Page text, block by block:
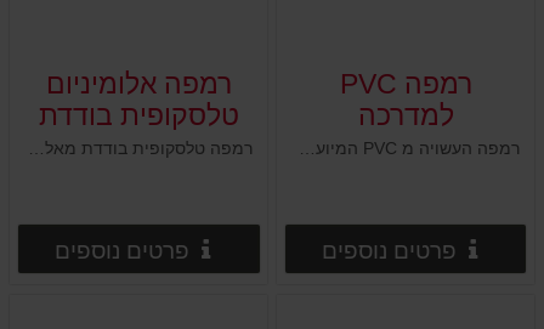
רמפה PVC
למדרכה
רמפה העשויה מ PVC המיועדת להעלה של עגלות / גלגלים על מדרכות
פרטים נוספים פרטים נוספים
רמפה אלומיניום
טלסקופית בודדת
רמפה טלסקופית בודדת מאלומיניום עד ל5 מדרגות
פרטים נוספים